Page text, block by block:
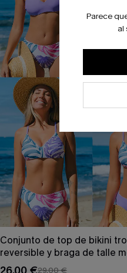
Conjunto de top de bikini
reversible y braga de talle
Escaping29,00 €
Parece
al